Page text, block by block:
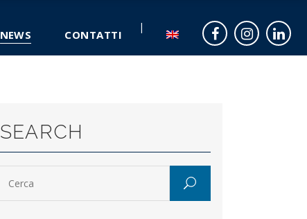
NEWS CONTATTI
SEARCH